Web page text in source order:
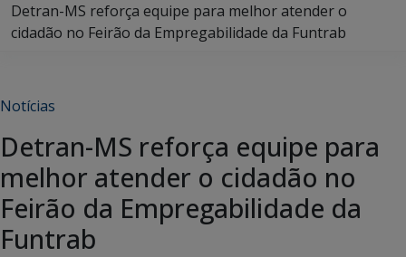
Detran-MS reforça equipe para melhor atender o
cidadão no Feirão da Empregabilidade da Funtrab
Notícias
Detran-MS reforça equipe para
melhor atender o cidadão no
Feirão da Empregabilidade da
Funtrab